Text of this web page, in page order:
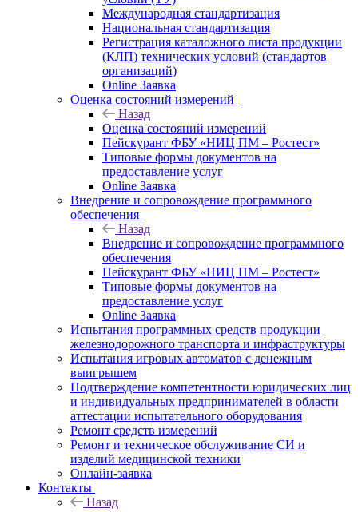
Международная стандартизация
Национальная стандартизация
Регистрация каталожного листа продукции
(КЛП) технических условий (стандартов
организаций)
Online Заявка
Оценка состояний измерений
Назад
Оценка состояний измерений
Пейскурант ФБУ «НИЦ ПМ – Ростест»
Типовые формы документов на
предоставление услуг
Online Заявка
Внедрение и сопровождение программного
обеспечения
Назад
Внедрение и сопровождение программного
обеспечения
Пейскурант ФБУ «НИЦ ПМ – Ростест»
Типовые формы документов на
предоставление услуг
Online Заявка
Испытания программных средств продукции
железнодорожного транспорта и инфраструктуры
Испытания игровых автоматов с денежным
выигрышем
Подтверждение компетентности юридических лиц
и индивидуальных предпринимателей в области
аттестации испытательного оборудования
Ремонт средств измерений
Ремонт и техническое обслуживание СИ и
изделий медицинской техники
Онлайн-заявка
Контакты
Назад